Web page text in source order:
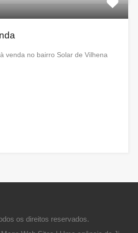
venda no bairro Solar de Vilhena
os direitos reservados.